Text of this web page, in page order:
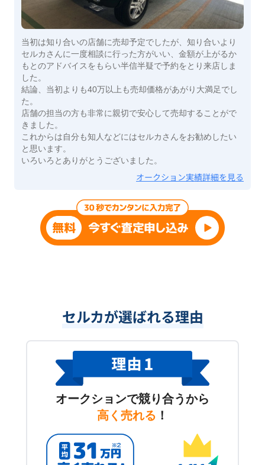
当初は知り合いの店舗に売却予定でしたが、知り合いより
セルカさんに一度相談に行った方がいい、金額が上がるか
もとのアドバイスをもらい半信半疑で予約をとり来店しま
した。
結論、当初よりも40万以上も売却価格があがり大満足でし
た。
店舗の担当の方も非常に親切で安心して売却することがで
きました。
これからは自分も知人などにはセルカさんをお勧めしたい
と思います。
いろいろとありがとうございました。
オークション実績詳細を見る
セルカが選ばれる理由
オークションで競り合うから
高く売れる ！